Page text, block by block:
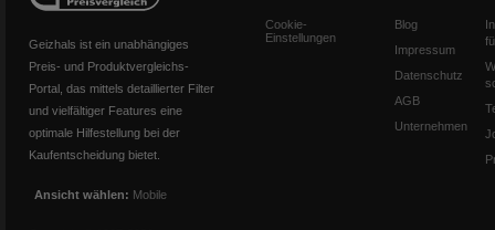
Geizhals ist ein unabhängiges
Preis- und Produktvergleichs-
Portal, das mittels detaillierter Filter
und vielfältiger Features eine
optimale Hilfestellung bei der
Kaufentscheidung bietet.
Ansicht wählen: Mobile
Cookie-
Einstellungen
Blog
Impressum
Datenschutz
AGB
Unternehmen